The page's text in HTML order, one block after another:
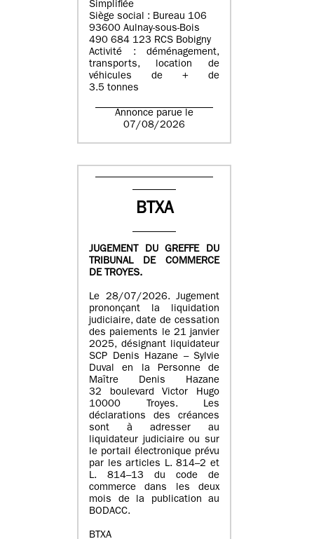
Simplifiée
Siège social : Bureau 106
93600 Aulnay-sous-Bois
490 684 123 RCS Bobigny
Activité : déménagement,
transports, location de
véhicules de + de
3.5 tonnes
Annonce parue le
07/08/2026
BTXA
JUGEMENT DU GREFFE DU
TRIBUNAL DE COMMERCE
DE TROYES.
Le 28/07/2026. Jugement
prononçant la liquidation
judiciaire, date de cessation
des paiements le 21 janvier
2025, désignant liquidateur
SCP Denis Hazane – Sylvie
Duval en la Personne de
Maître Denis Hazane
32 boulevard Victor Hugo
10000 Troyes. Les
déclarations des créances
sont à adresser au
liquidateur judiciaire ou sur
le portail électronique prévu
par les articles L. 814–2 et
L. 814–13 du code de
commerce dans les deux
mois de la publication au
BODACC.
BTXA